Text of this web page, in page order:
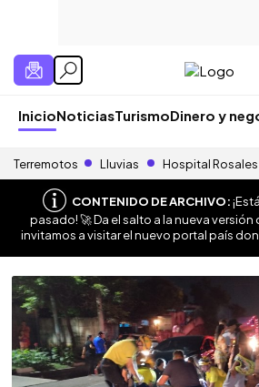
InicioNoticiasTurismoDinero y
Terremotos Lluvias Hospital Rosales
CONTENIDO DE ARCHIVO:
pasado! 🚀 Da el salto a la nueva versión
invitamos a visitar el nuevo portal país